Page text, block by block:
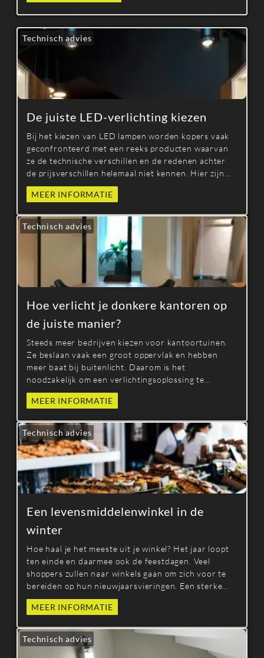
Technisch advies
De juiste LED-verlichting kiezen
Bij het kiezen van LED lampen worden kopers vaak
geconfronteerd met een reeks producten waarvan
ze de technische verschillen en de redenen achter
de prijsverschillen helemaal niet kennen. Hier zijn
een paar punten om je te helpen beter te begrijpen
wat je koopt.
MEER INFORMATIE
Technisch advies
Hoe verlicht je donkere kantoren op
de juiste manier?
Steeds meer bedrijven kiezen voor kantoortuinen.
Ze beslaan vaak een groot oppervlak en hebben
meer baat bij buitenlicht. Daarom is het
noodzakelijk om een verlichtingsoplossing te
voorzien zodat iedereen zich op dezelfde manier kan
concentreren.
MEER INFORMATIE
Technisch advies
Een levensmiddelenwinkel in de
winter
Hoe haal je het meeste uit je winkel? Het jaar loopt
ten einde en daarmee ook de feestdagen. Veel
shoppers zullen naar winkels gaan om zich voor te
bereiden op hun nieuwjaarsvieringen. Een sterke
visuele identiteit is cruciaal om potentiële klanten
aan te trekken, en een van de sleutels daartoe is
MEER INFORMATIE
Technisch advies